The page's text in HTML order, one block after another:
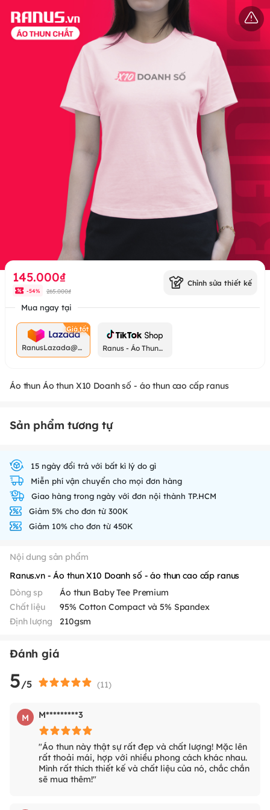
145.000₫
-54% 265.000₫
Chỉnh sửa thiết kế
Mua ngay tại
RanusLazada@g
mail.com
Ranus - Áo Thun
Áo thun Áo thun X10 Doanh số - áo thun cao cấp ranus
Sản phẩm tương tự
15 ngày đổi trả với bất kì lý do gì
Miễn phí vận chuyển cho mọi đơn hàng
Giao hàng trong ngày với đơn nội thành TP.HCM
Giảm 5% cho đơn từ 300K
Giảm 10% cho đơn từ 450K
Nội dung sản phẩm
Ranus.vn - Áo thun X10 Doanh số - áo thun cao cấp ranus
Dòng sp
Áo thun Baby Tee Premium
Chất liệu
95% Cotton Compact và 5% Spandex
Định lượng
210gsm
Đánh giá
5/5 (11)
M M*********3
"Áo thun này thật sự rất đẹp và chất lượng! Mặc lên
rất thoải mái, hợp với nhiều phong cách khác nhau.
Mình rất thích thiết kế và chất liệu của nó, chắc chắn
sẽ mua thêm!"